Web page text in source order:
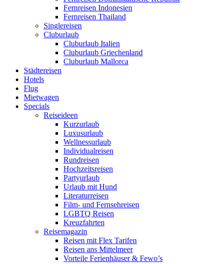
Fernreisen Indonesien
Fernreisen Thailand
Singlereisen
Cluburlaub
Cluburlaub Italien
Cluburlaub Griechenland
Cluburlaub Mallorca
Städtereisen
Hotels
Flug
Mietwagen
Specials
Reiseideen
Kurzurlaub
Luxusurlaub
Wellnessurlaub
Individualreisen
Rundreisen
Hochzeitsreisen
Partyurlaub
Urlaub mit Hund
Literaturreisen
Film- und Fernsehreisen
LGBTQ Reisen
Kreuzfahrten
Reisemagazin
Reisen mit Flex Tarifen
Reisen ans Mittelmeer
Vorteile Ferienhäuser & Fewo’s